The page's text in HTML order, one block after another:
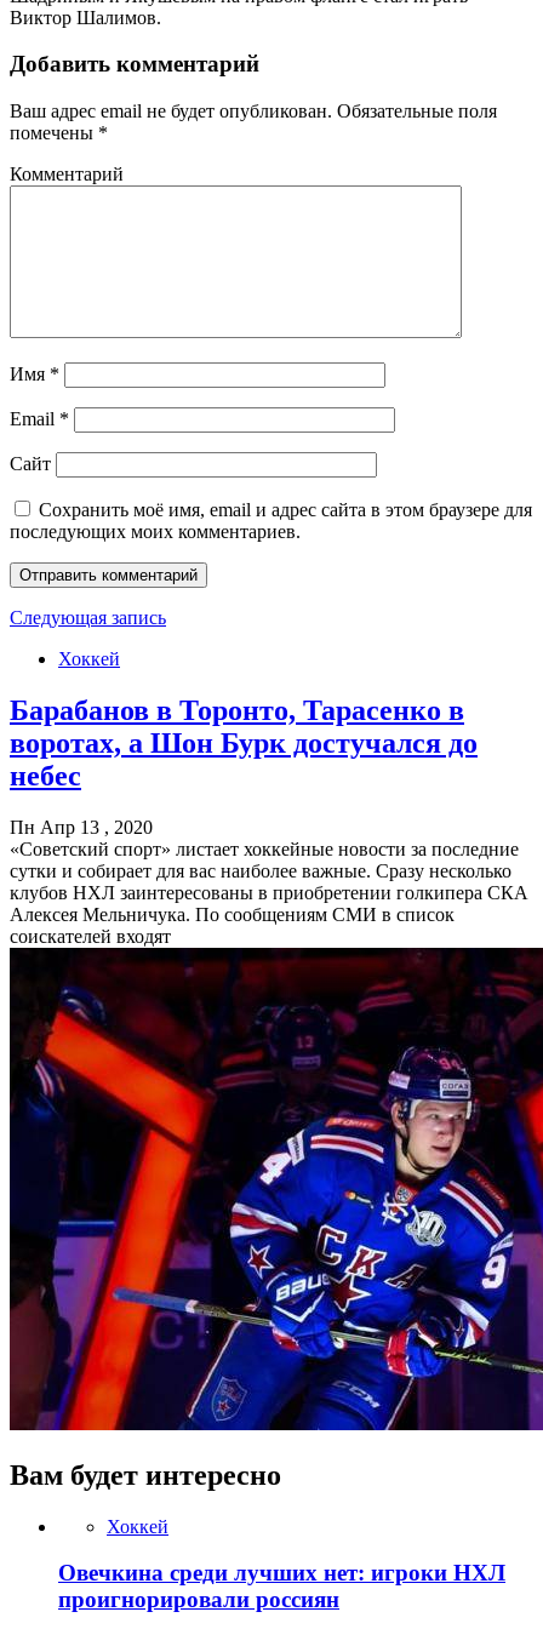
Виктор Шалимов.
Добавить комментарий
Ваш адрес email не будет опубликован. Обязательные поля
помечены *
Комментарий
Имя *
Email *
Сайт
Сохранить моё имя, email и адрес сайта в этом браузере для
последующих моих комментариев.
Следующая запись
Хоккей
Барабанов в Торонто, Тарасенко в
воротах, а Шон Бурк достучался до
небес
Пн Апр 13 , 2020
«Советский спорт» листает хоккейные новости за последние
сутки и собирает для вас наиболее важные. Сразу несколько
клубов НХЛ заинтересованы в приобретении голкипера СКА
Алексея Мельничука. По сообщениям СМИ в список
соискателей входят
Вам будет интересно
Хоккей
Овечкина среди лучших нет: игроки НХЛ
проигнорировали россиян